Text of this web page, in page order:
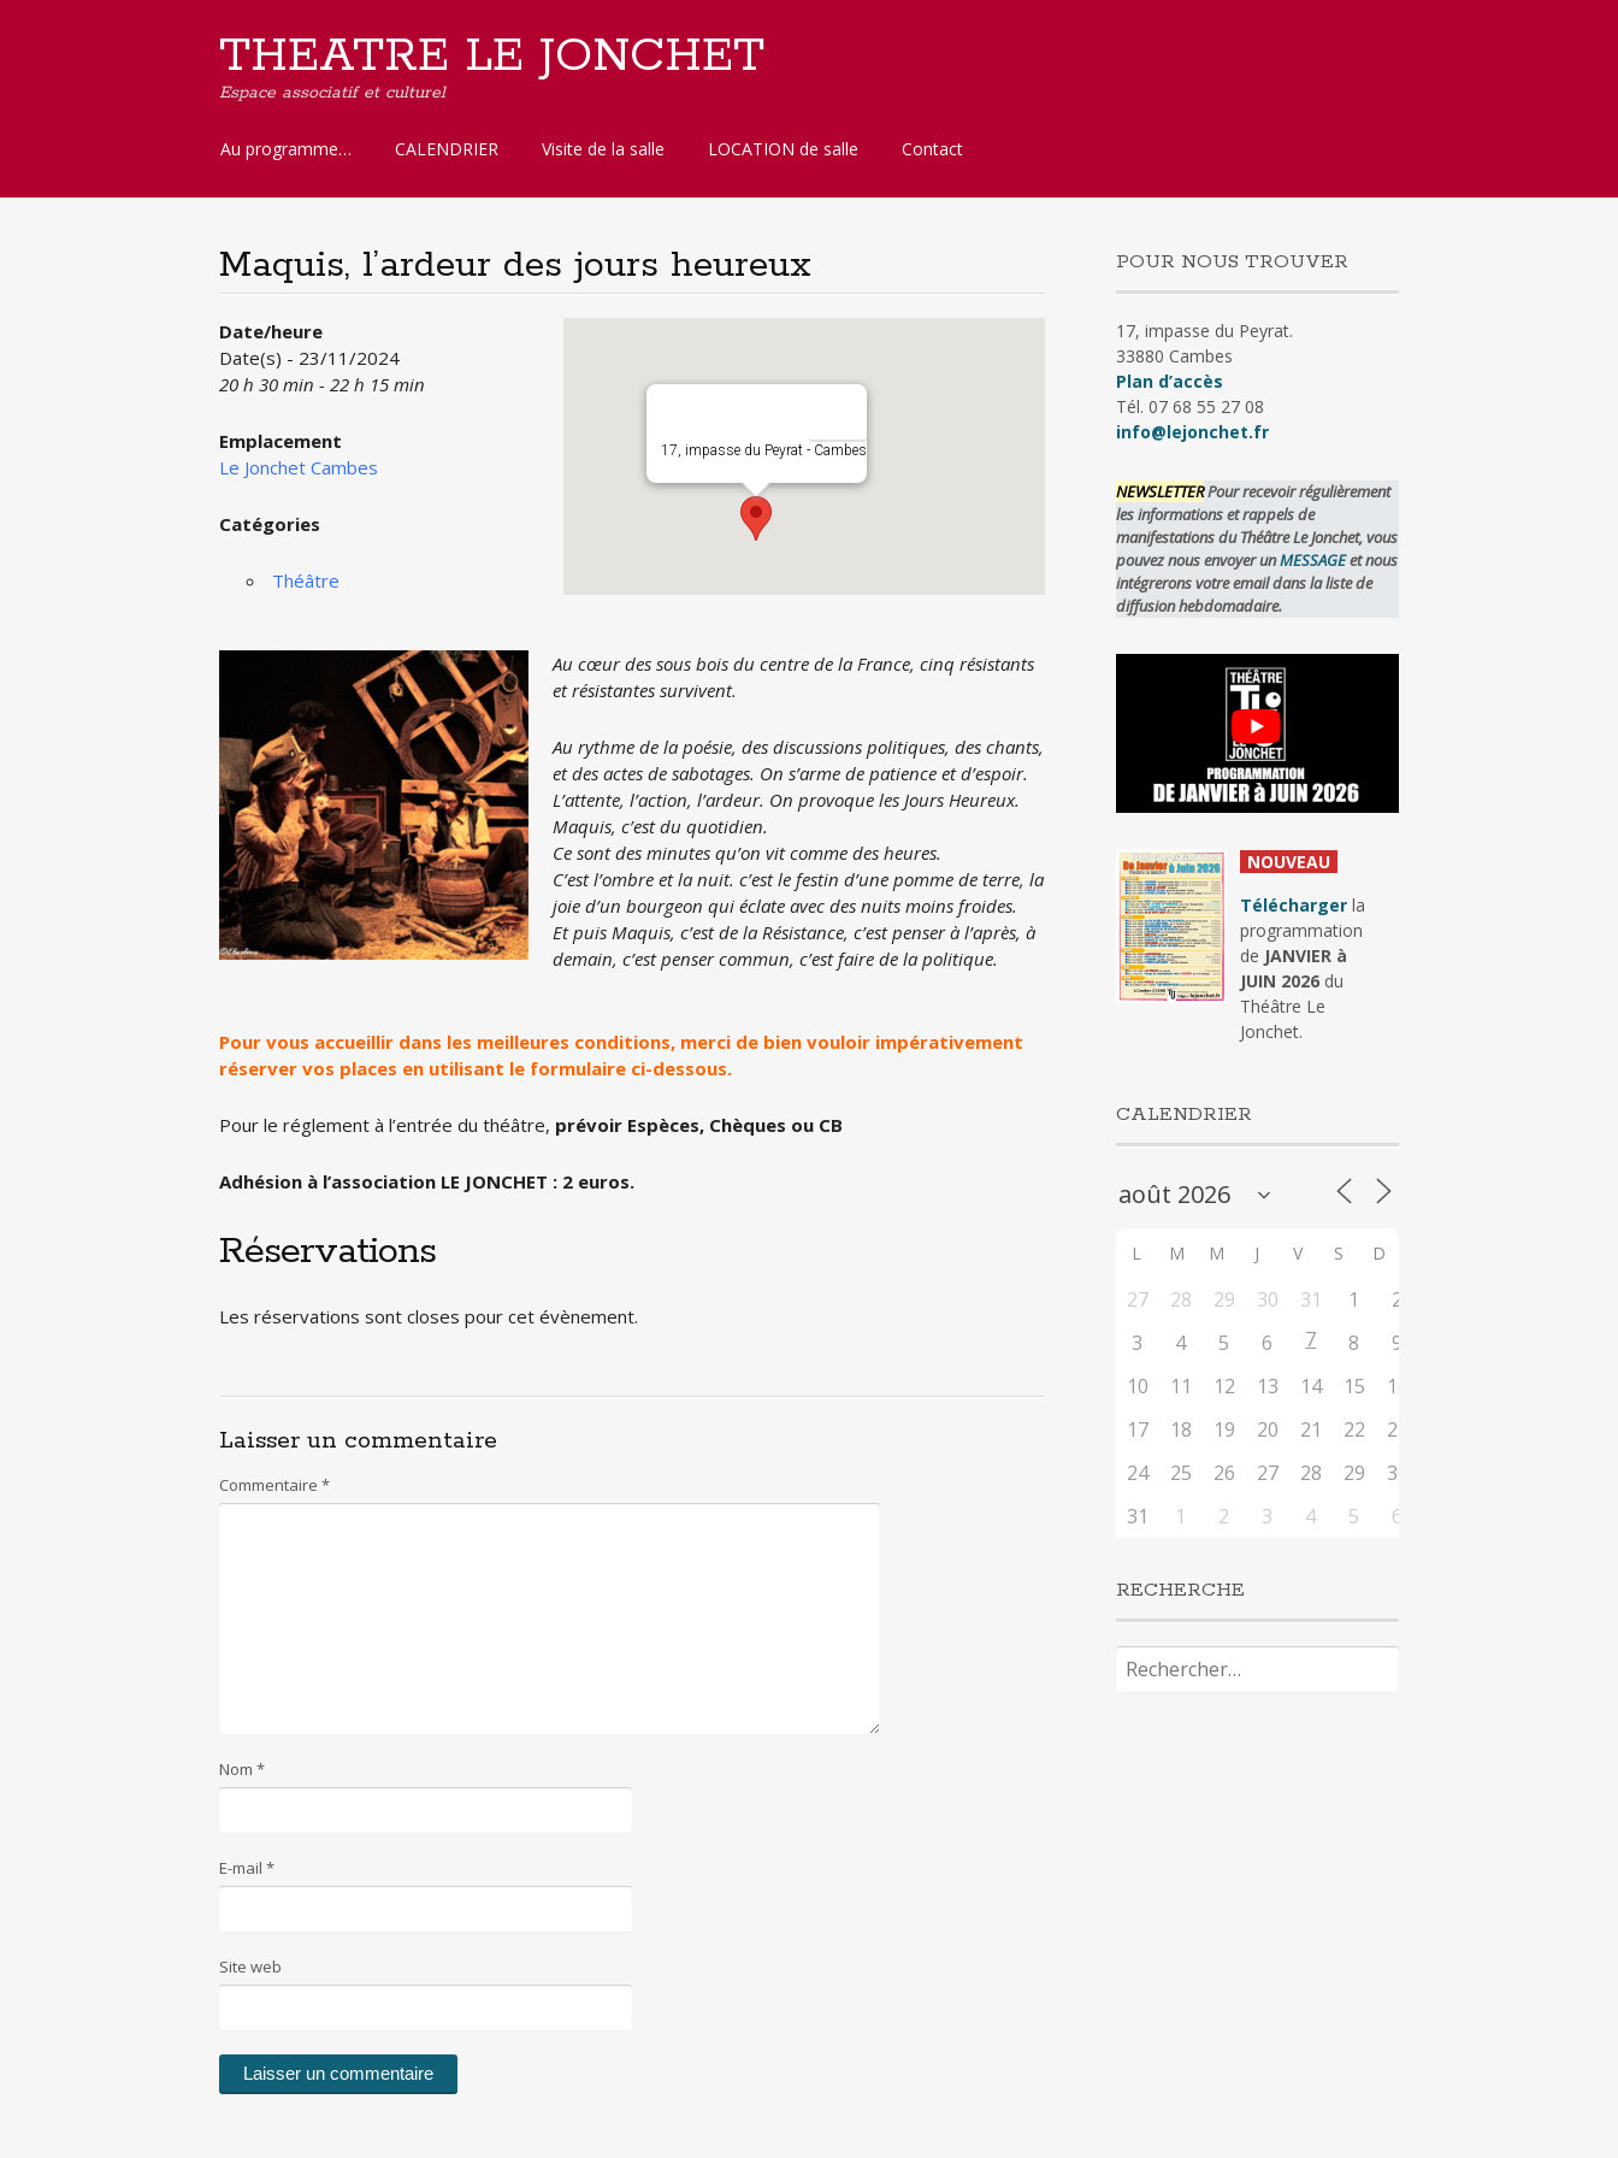
THEATRE LE JONCHET
Espace associatif et culturel
Aller
contenu
Au programme… CALENDRIER Visite de la salle LOCATION de salle Contact
Maquis, l’ardeur des jours heureux
17, impasse du Peyrat - Cambes
Date/heure
Date(s) - 23/11/2024
20 h 30 min - 22 h 15 min
Emplacement
Le Jonchet Cambes
Catégories
Théâtre
Au cœur des sous bois du centre de la France, cinq résistants
et résistantes survivent.
Au rythme de la poésie, des discussions politiques, des chants,
et des actes de sabotages. On s’arme de patience et d’espoir.
L’attente, l’action, l’ardeur. On provoque les Jours Heureux.
Maquis, c’est du quotidien.
Ce sont des minutes qu’on vit comme des heures.
C’est l’ombre et la nuit. c’est le festin d’une pomme de terre, la
joie d’un bourgeon qui éclate avec des nuits moins froides.
Et puis Maquis, c’est de la Résistance, c’est penser à l’après, à
demain, c’est penser commun, c’est faire de la politique.
Pour vous accueillir dans les meilleures conditions, merci de bien vouloir impérativement
réserver vos places en utilisant le formulaire ci-dessous.
Pour le réglement à l’entrée du théâtre, prévoir Espèces, Chèques ou CB
Adhésion à l’association LE JONCHET : 2 euros.
Réservations
Les réservations sont closes pour cet évènement.
Laisser un commentaire
Commentaire *
Nom *
E-mail *
Site web
POUR NOUS TROUVER
17, impasse du Peyrat.
33880 Cambes
Plan d’accès
Tél. 07 68 55 27 08
info@lejonchet.fr
NEWSLETTERPour recevoir régulièrement
les informations et rappels de
manifestations du Théâtre Le Jonchet, vous
pouvez nous envoyer unMESSAGEet nous
intégrerons votre email dans la liste de
diffusion hebdomadaire.
NOUVEAU
Télécharger la
programmation
de JANVIER à
JUIN 2026 du
Théâtre Le
Jonchet.
CALENDRIER
L M M J V S D
27 28 29 30 31 1
2
3
4 5 6 7 8
9
10
11 12 13 14 15
16
17
18 19 20 21 22
23
24
25 26 27 28 29
30
31
1 2 3 4 5 6
RECHERCHE